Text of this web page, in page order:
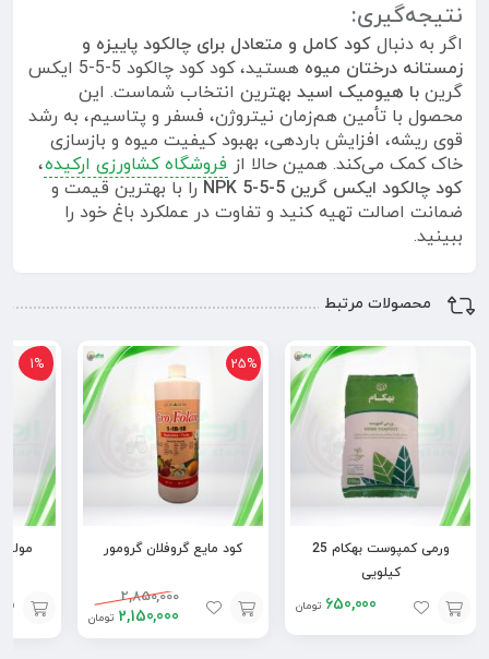
نتیجه‌گیری:
اگر به دنبال کود کامل و متعادل برای چالکود پاییزه و
زمستانه درختان میوه
هستید، کود کود چالکود 5-5-5 ایکس
گرین با هیومیک اسید بهترین انتخاب شماست. این
محصول با تأمین هم‌زمان نیتروژن، فسفر و پتاسیم، به رشد
قوی ریشه، افزایش باردهی، بهبود کیفیت میوه و بازسازی
خاک کمک می‌کند. همین حالا از فروشگاه کشاورزی ارکیده،
کود چالکود ایکس گرین NPK 5-5-5
را با بهترین قیمت و
ضمانت اصالت تهیه کنید و تفاوت در عملکرد باغ خود را
ببینید.
محصولات مرتبط
ورمی کمپوست بهکام 25
کیلویی
650,000 تومان
افزودن
25%
کود مایع گروفلان گرومور
2,850,000
2,150,000 تومان
افزودن
1%
افزودن